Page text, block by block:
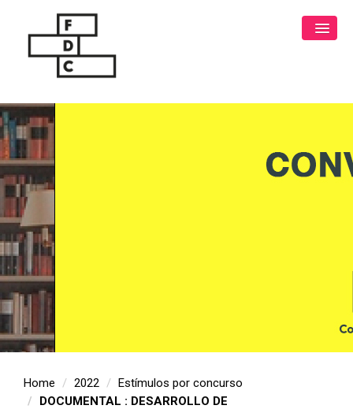
Home 2022
Estímulos por concurso
DOCUMENTAL : DESARROLLO DE